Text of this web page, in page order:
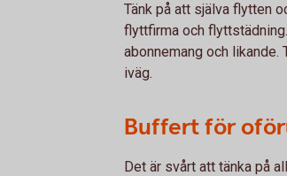
Tänk på att själva flytten
flyttfirma och
abonnemang och
iväg.
Buffert för
Det är svårt att tänka på